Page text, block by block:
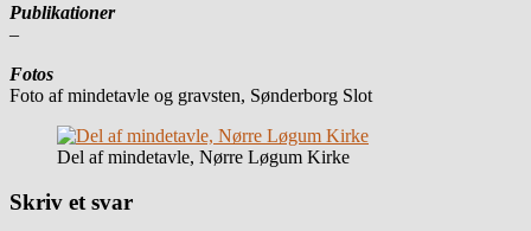
Publikationer
–
Fotos
Foto af mindetavle og gravsten, Sønderborg Slot
Del af mindetavle, Nørre Løgum Kirke
Skriv et svar